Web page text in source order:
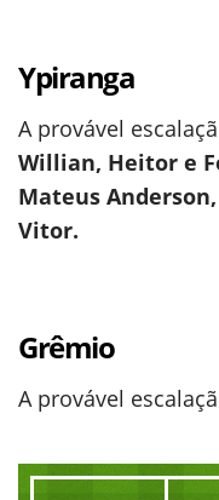
Ypiranga
A provável
Willian, Heitor e
Mateus
Vitor.
Grêmio
A provável